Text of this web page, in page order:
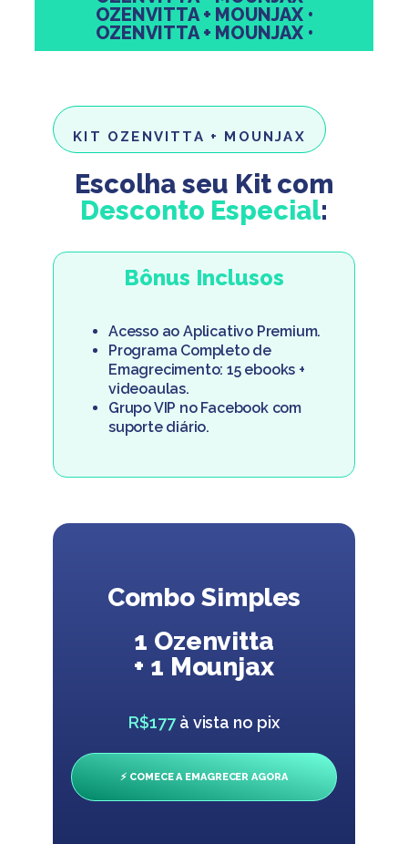
OZENVITTA + MOUNJAX •
OZENVITTA + MOUNJAX •
KIT OZENVITTA + MOUNJAX
Escolha seu Kit com
Desconto Especial:
Bônus Inclusos
Acesso ao Aplicativo Premium.
Programa Completo de
Emagrecimento: 15 ebooks +
videoaulas.
Grupo VIP no Facebook com
suporte diário.
Combo Simples
1 Ozenvitta
+ 1 Mounjax
R$177à vista no pix
⚡ COMECE A EMAGRECER AGORA